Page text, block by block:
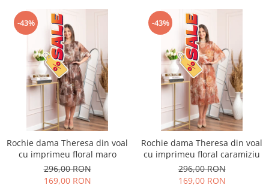
-43%
Rochie dama Theresa din voal
cu imprimeu floral maro
296,00 RON
169,00 RON
-43%
Rochie dama Theresa din voal
cu imprimeu floral caramiziu
296,00 RON
169,00 RON